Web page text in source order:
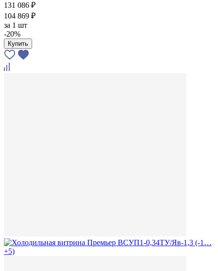
131 086 ₽
104 869 ₽
за 1 шт
-20%
Купить